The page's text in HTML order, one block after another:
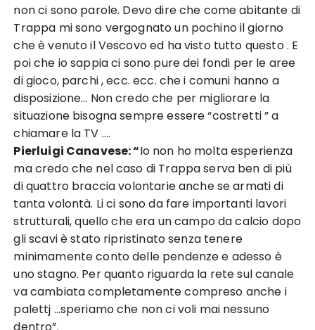
non ci sono parole. Devo dire che come abitante di
Trappa mi sono vergognato un pochino il giorno
che è venuto il Vescovo ed ha visto tutto questo . E
poi che io sappia ci sono pure dei fondi per le aree
di gioco, parchi , ecc. ecc. che i comuni hanno a
disposizione… Non credo che per migliorare la
situazione bisogna sempre essere “costretti ” a
chiamare la TV ….
Pierluigi Canavese: “Io non ho molta esperienza
ma credo che nel caso di Trappa serva ben di più
di quattro braccia volontarie anche se armati di
tanta volontà. Li ci sono da fare importanti lavori
strutturali, quello che era un campo da calcio dopo
gli scavi è stato ripristinato senza tenere
minimamente conto delle pendenze e adesso è
uno stagno. Per quanto riguarda la rete sul canale
va cambiata completamente compreso anche i
palettj …speriamo che non ci voli mai nessuno